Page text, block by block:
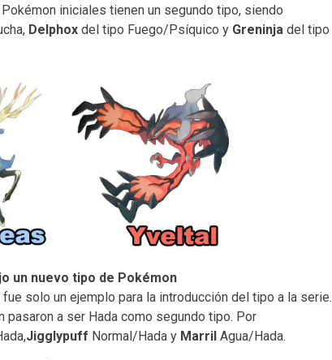
iniciales tienen un segundo tipo, siendo
Delphoxdel tipo Fuego/Psíquico y Greninjadel tipo
un nuevo tipo de Pokémon
fue solo un ejemplo para la introducción del tipo a la serie.
a ser Hada como segundo tipo. Por
Jigglypuff Normal/Hada y MarrilAgua/Hada.